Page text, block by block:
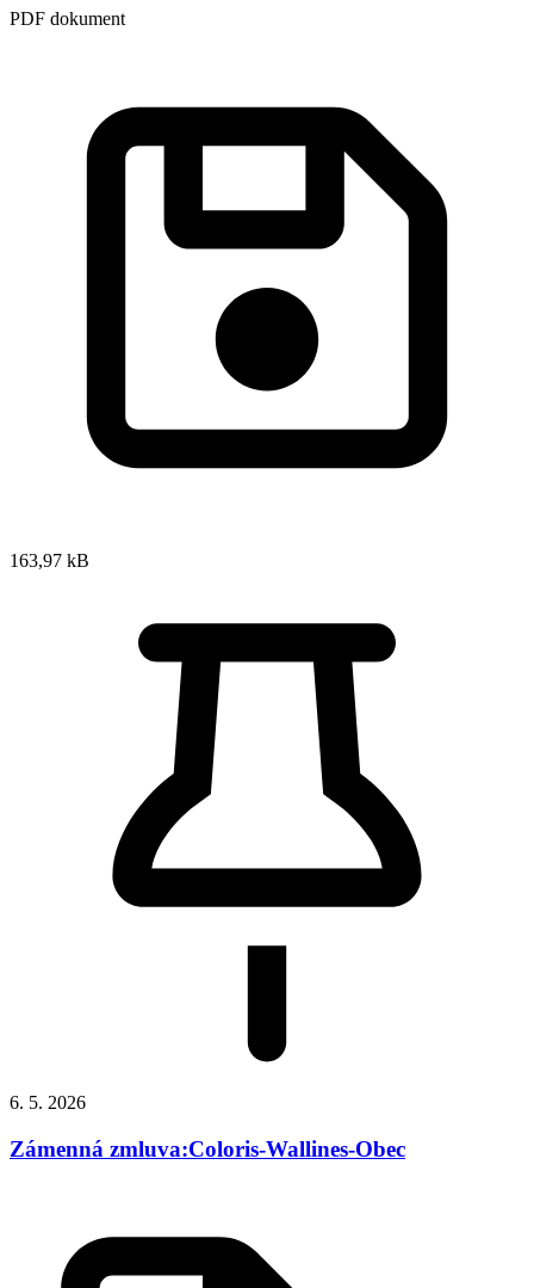
PDF dokument
163,97 kB
6. 5. 2026
Zámenná zmluva:Coloris-Wallines-Obec